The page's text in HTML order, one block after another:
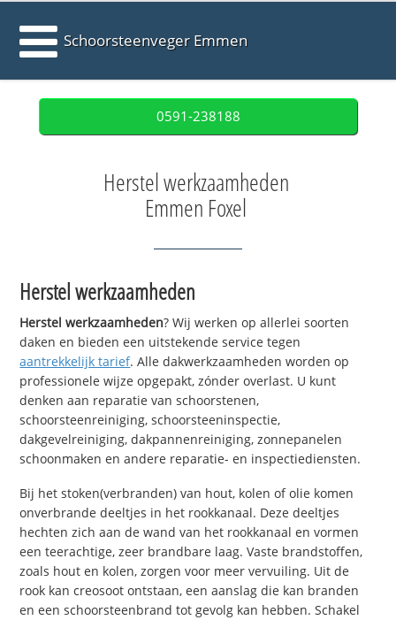
Schoorsteenveger Emmen
0591-238188
Herstel werkzaamheden
Emmen Foxel
Herstel werkzaamheden
Herstel werkzaamheden? Wij werken op allerlei soorten
daken en bieden een uitstekende service tegen
aantrekkelijk tarief. Alle dakwerkzaamheden worden op
professionele wijze opgepakt, zónder overlast. U kunt
denken aan reparatie van schoorstenen,
schoorsteenreiniging, schoorsteeninspectie,
dakgevelreiniging, dakpannenreiniging, zonnepanelen
schoonmaken en andere reparatie- en inspectiediensten.
Bij het stoken(verbranden) van hout, kolen of olie komen
onverbrande deeltjes in het rookkanaal. Deze deeltjes
hechten zich aan de wand van het rookkanaal en vormen
een teerachtige, zeer brandbare laag. Vaste brandstoffen,
zoals hout en kolen, zorgen voor meer vervuiling. Uit de
rook kan creosoot ontstaan, een aanslag die kan branden
en een schoorsteenbrand tot gevolg kan hebben. Schakel